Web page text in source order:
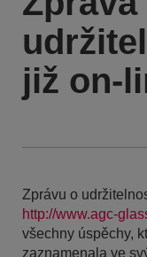
již on-
Zprávu o
http://www.agc-
všechny úspěchy,
zaznamenala ve